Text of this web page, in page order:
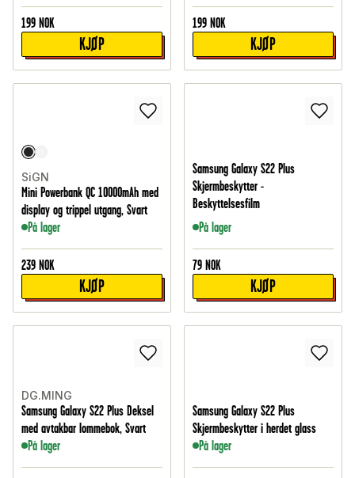
199 NOK
KJØP
199 NOK
KJØP
SiGN
Mini Powerbank QC 10000mAh med
display og trippel utgang, Svart
På lager
239 NOK
KJØP
Samsung Galaxy S22 Plus
Skjermbeskytter -
Beskyttelsesfilm
På lager
79 NOK
KJØP
DG.MING
Samsung Galaxy S22 Plus Deksel
med avtakbar lommebok, Svart
På lager
Samsung Galaxy S22 Plus
Skjermbeskytter i herdet glass
På lager